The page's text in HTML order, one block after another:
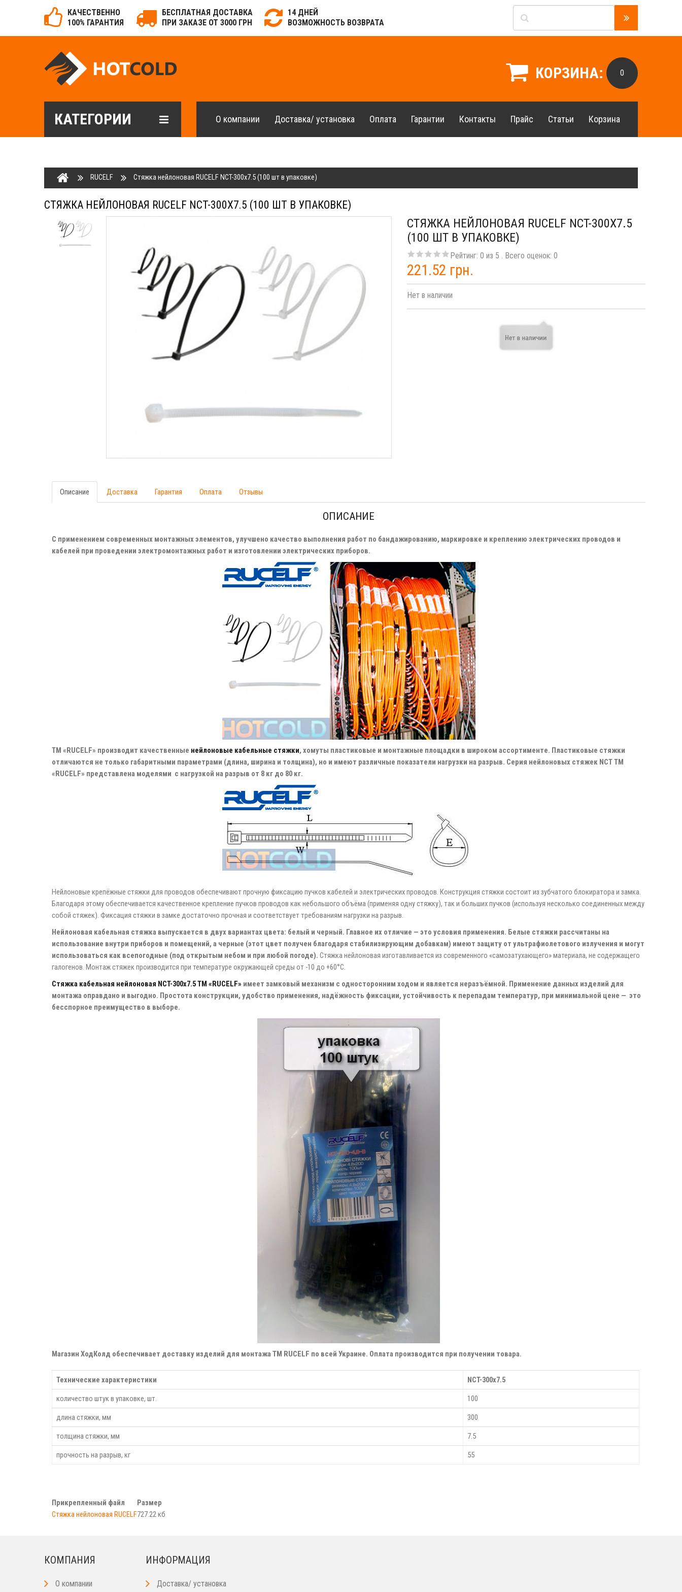
КАЧЕСТВЕННО
100% ГАРАНТИЯ
БЕСПЛАТНАЯ ДОСТАВКА
ПРИ ЗАКАЗЕ ОТ 3000 ГРН
14 ДНЕЙ
ВОЗМОЖНОСТЬ ВОЗВРАТА
КОРЗИНА: 0
КАТЕГОРИИ О компании Доставка/ установка Оплата Гарантии Контакты Прайс Статьи Корзина
RUCELF Стяжка нейлоновая RUCELF NCT-300x7.5 (100 шт в упаковке)
СТЯЖКА НЕЙЛОНОВАЯ RUCELF NCT-300X7.5 (100 ШТ В УПАКОВКЕ)
СТЯЖКА НЕЙЛОНОВАЯ RUCELF NCT-300X7.5
(100 ШТ В УПАКОВКЕ)
Рейтинг: 0 из 5 . Всего оценок: 0
221.52 грн.
Нет в наличии
Описание Доставка Гарантия Оплата Отзывы
ОПИСАНИЕ
С применением современных монтажных элементов, улучшено качество выполнения работ по бандажированию, маркировке и креплению электрических проводов и
кабелей при проведении электромонтажных работ и изготовлении электрических приборов.
ТМ «RUCELF» производит качественные нейлоновые кабельные стяжки, хомуты пластиковые и монтажные площадки в широком ассортименте. Пластиковые стяжки
отличаются не только габаритными параметрами (длина, ширина и толщина), но и имеют различные показатели нагрузки на разрыв. Серия нейлоновых стяжек NCT ТМ
«RUCELF» представлена моделями с нагрузкой на разрыв от 8 кг до 80 кг.
Нейлоновые крепёжные стяжки для проводов обеспечивают прочную фиксацию пучков кабелей и электрических проводов. Конструкция стяжки состоит из зубчатого блокиратора и замка.
Благодаря этому обеспечивается качественное крепление пучков проводов как небольшого объёма (применяя одну стяжку), так и больших пучков (используя несколько соединенных между
собой стяжек). Фиксация стяжки в замке достаточно прочная и соответствует требованиям нагрузки на разрыв.
Нейлоновая кабельная стяжка выпускается в двух вариантах цвета: белый и черный. Главное их отличие — это условия применения. Белые стяжки рассчитаны на
использование внутри приборов и помещений, а черные (этот цвет получен благодаря стабилизирующим добавкам) имеют защиту от ультрафиолетового излучения и могут
использоваться как всепогодные (под открытым небом и при любой погоде). Стяжка нейлоновая изготавливается из современного «самозатухающего» материала, не содержащего
галогенов. Монтаж стяжек производится при температуре окружающей среды от -10 до +60°C.
Стяжка кабельная нейлоновая NCT-300x7.5 ТМ «RUCELF» имеет замковый механизм с односторонним ходом и является неразъёмной. Применение данных изделий для
монтажа оправдано и выгодно. Простота конструкции, удобство применения, надёжность фиксации, устойчивость к перепадам температур, при минимальной цене — это
бесспорное преимущество в выборе.
Магазин ХодКолд обеспечивает доставку изделий для монтажа ТМ RUCELF по всей Украине. Оплата производится при получении товара.
Технические характеристики NCT-300x7.5
количество штук в упаковке, шт. 100
длина стяжки, мм 300
толщина стяжки, мм 7.5
прочность на разрыв, кг 55
Прикрепленный файл
Размер
Стяжка нейлоновая RUCELF727.22 кб
КОМПАНИЯ
О компании
ИНФОРМАЦИЯ
Доставка/ установка